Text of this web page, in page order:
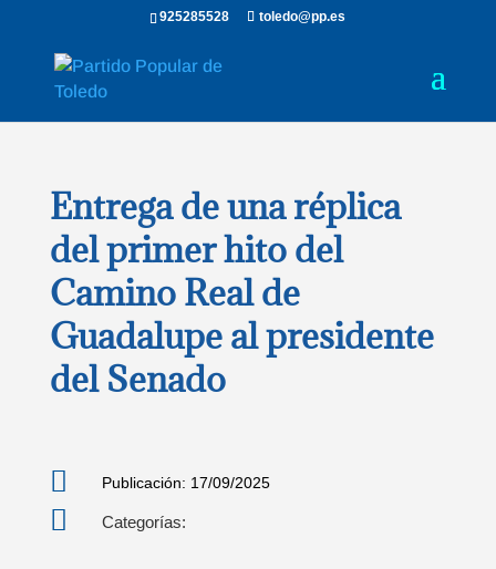
925285528 toledo@pp.es
Entrega de una réplica
del primer hito del
Camino Real de
Guadalupe al presidente
del Senado
 Publicación: 17/09/2025
 Categorías: